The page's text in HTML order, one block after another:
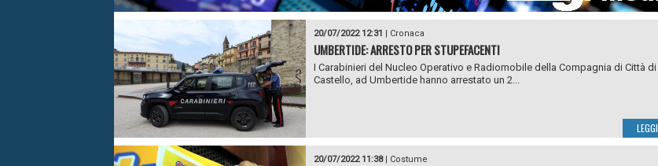
20/07/2022 12:31 Cronaca
UMBERTIDE: ARRESTO PER STUPEFACENTI
I Carabinieri del Nucleo Operativo e Radiomobile della Compagnia di Città di
Castello, ad Umbertide hanno arrestato un 2...
LEGGI
20/07/2022 11:38| Costume